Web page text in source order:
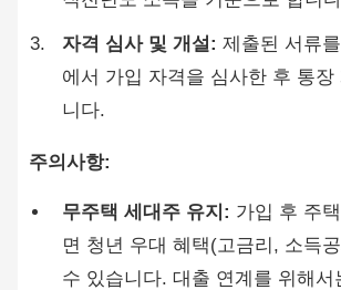
자격 심사 및 개설: 제출된 서류
에서 가입 자격을 심사한 후 통장
니다.
주의사항:
무주택 세대주 유지: 가입 후 주
면 청년 우대 혜택(고금리, 소득
수 있습니다. 대출 연계를 위해서